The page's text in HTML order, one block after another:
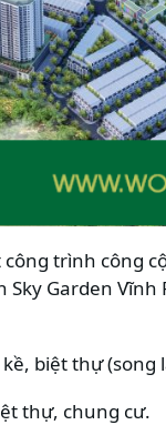
trình công
Garden
biệt thự (song
thự, chung cư.